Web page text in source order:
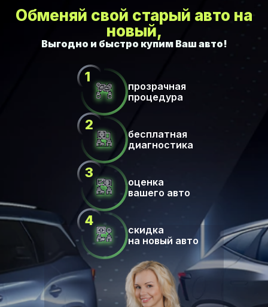
Обменяй свой старый авто на
новый,
прозрачная
процедура
бесплатная
диагностика
оценка
вашего авто
скидка
на новый авто